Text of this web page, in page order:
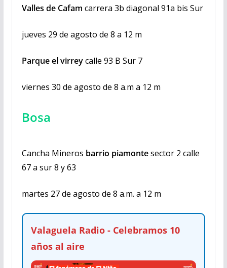
Valles de Cafam carrera 3b diagonal 91a bis Sur
jueves 29 de agosto de 8 a 12 m
Parque el virreycalle 93 B Sur 7
viernes 30 de agosto de 8 a.m a 12 m
Bosa
Cancha Mineros barrio piamontesector 2 calle
67 a sur 8 y 63
martes 27 de agosto de 8 a.m. a 12 m
Valaguela Radio - Celebramos 10
años al aire